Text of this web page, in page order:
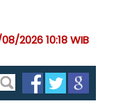
2026 10:18 WIB